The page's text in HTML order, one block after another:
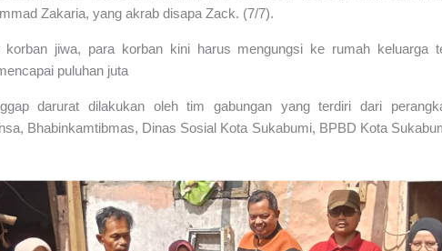
Zakaria, yang akrab disapa Zack. (7/7).
jiwa, para korban kini harus mengungsi ke rumah keluarga
puluhan juta
darurat dilakukan oleh tim gabungan yang terdiri dari
Bhabinkamtibmas, Dinas Sosial Kota Sukabumi, BPBD Kota